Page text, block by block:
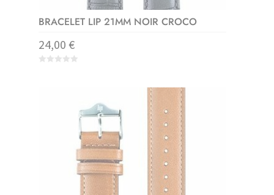
BRACELET LIP 21MM NOIR CROCO
24,00 €